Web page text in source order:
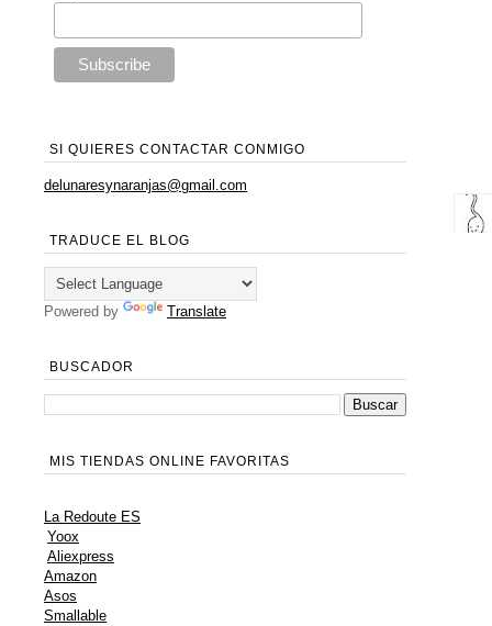
SI QUIERES CONTACTAR CONMIGO
delunaresynaranjas@gmail.com
TRADUCE EL BLOG
Powered by Translate
BUSCADOR
MIS TIENDAS ONLINE FAVORITAS
La Redoute ES
Yoox
Aliexpress
Amazon
Asos
Smallable